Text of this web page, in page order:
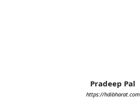
Pradeep Pal
https://hdibharat.com